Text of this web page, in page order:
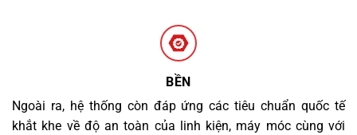
BỀN
Ngoài ra, hệ thống còn đáp ứng các tiêu chuẩn quốc tế
khắt khe về độ an toàn của linh kiện, máy móc cùng với